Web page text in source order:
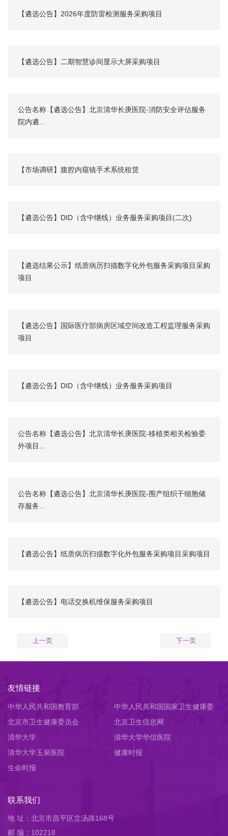
【遴选公告】2026年度防雷检测服务采购项目
【遴选公告】二期智慧诊间显示大屏采购项目
公告名称【遴选公告】北京清华长庚医院-消防安全评估服务
院内遴...
【市场调研】腹腔内窥镜手术系统租赁
【遴选公告】DID（含中继线）业务服务采购项目(二次)
【遴选结果公示】纸质病历扫描数字化外包服务采购项目采购
项目
【遴选公告】国际医疗部病房区域空间改造工程监理服务采购
项目
【遴选公告】DID（含中继线）业务服务采购项目
公告名称【遴选公告】北京清华长庚医院-移植类相关检验委
外项目...
公告名称【遴选公告】北京清华长庚医院-围产组织干细胞储
存服务...
【遴选公告】纸质病历扫描数字化外包服务采购项目采购项目
【遴选公告】电话交换机维保服务采购项目
上一页 下一页
友情链接
中华人民共和国教育部
中华人民共和国国家卫生健康委
员会
北京市卫生健康委员会
北京卫生信息网
清华大学
清华大学华信医院
清华大学玉泉医院
健康时报
生命时报
联系我们
地 址：北京市昌平区立汤路168号
邮 编：102218